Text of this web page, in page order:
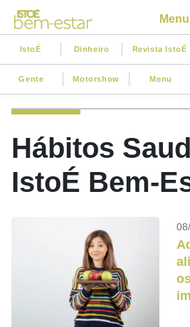
Menu
IstoÉ Dinheiro Revista IstoÉ
Gente Motorshow Menu
Hábitos
IstoÉ Bem-